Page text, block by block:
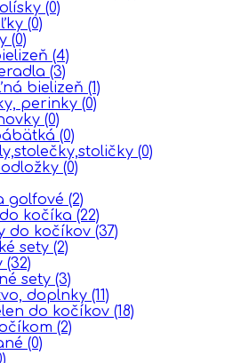
(0)
(0)
(0)
(4)
(3)
bielizeň (1)
perinky (0)
(0)
(0)
(0)
(0)
golfové (2)
kočíka (22)
do kočíkov (37)
sety (2)
(32)
sety (3)
doplnky (11)
do kočíkov (18)
(2)
(0)